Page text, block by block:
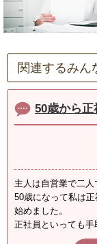
関連するみん
50歳から正
主人は自営業で二
50歳になって私は
始めました。
正社員といっても手